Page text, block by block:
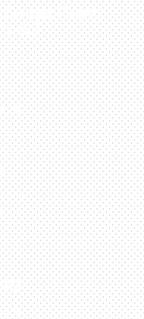
Resmi
h2,
–